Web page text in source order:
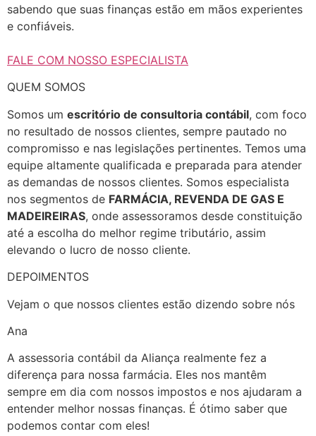
sabendo que suas finanças estão em mãos experientes
e confiáveis.
FALE COM NOSSO ESPECIALISTA
QUEM SOMOS
Somos um escritório de consultoria contábil, com foco
no resultado de nossos clientes, sempre pautado no
compromisso e nas legislações pertinentes. Temos uma
equipe altamente qualificada e preparada para atender
as demandas de nossos clientes. Somos especialista
nos segmentos de FARMÁCIA, REVENDA DE GAS E
MADEIREIRAS, onde assessoramos desde constituição
até a escolha do melhor regime tributário, assim
elevando o lucro de nosso cliente.
DEPOIMENTOS
Vejam o que nossos clientes estão dizendo sobre nós
Ana
A assessoria contábil da Aliança realmente fez a
diferença para nossa farmácia. Eles nos mantêm
sempre em dia com nossos impostos e nos ajudaram a
entender melhor nossas finanças. É ótimo saber que
podemos contar com eles!